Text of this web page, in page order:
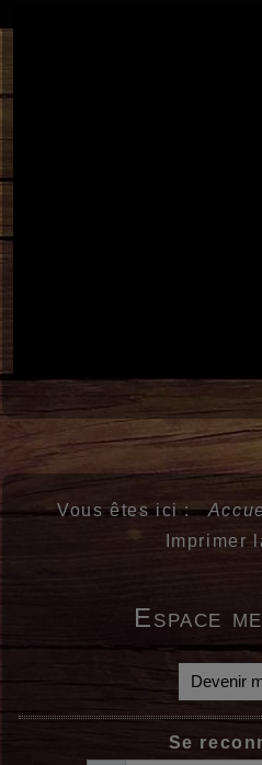
Vous êtes ici :
Imprimer
Espace
Devenir
Se